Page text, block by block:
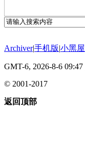
Archiver|手机版|小黑屋
GMT-6, 2026-8-6 09:47
© 2001-2017
返回顶部